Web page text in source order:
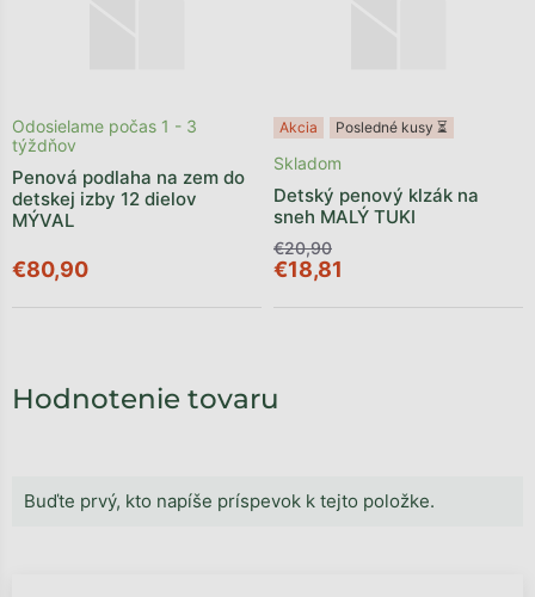
Hodnotenie tovaru
Buďte prvý, kto napíše príspevok k tejto položke.
Penová podlaha na zem do
detskej izby 12 dielov
MÝVAL
Odosielame počas 1 - 3
týždňov
€80,90
Akcia Posledné kusy ⏳
Detský penový klzák na
sneh MALÝ TUKI
Skladom
€20,90
€18,81